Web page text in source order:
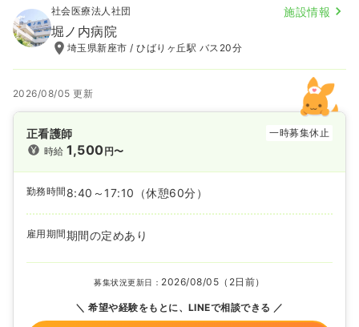
社会医療法人社団 施設情報
堀ノ内病院
埼玉県新座市 / ひばりヶ丘駅 バス20分
2026/08/05 更新
正看護師
一時募集休止
時給1,500円〜
勤務時間 8:40～17:10 （休憩60分）
雇用期間期間の定めあり
募集状況更新日： 2026/08/05（2日前）
希望や経験をもとに、LINEで相談できる